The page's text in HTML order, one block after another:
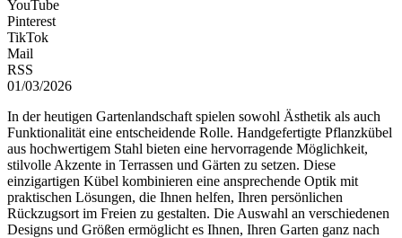
YouTube
Pinterest
TikTok
Mail
RSS
01/03/2026
In der heutigen Gartenlandschaft spielen sowohl Ästhetik als auch
Funktionalität eine entscheidende Rolle. Handgefertigte Pflanzkübel
aus hochwertigem Stahl bieten eine hervorragende Möglichkeit,
stilvolle Akzente in Terrassen und Gärten zu setzen. Diese
einzigartigen Kübel kombinieren eine ansprechende Optik mit
praktischen Lösungen, die Ihnen helfen, Ihren persönlichen
Rückzugsort im Freien zu gestalten. Die Auswahl an verschiedenen
Designs und Größen ermöglicht es Ihnen, Ihren Garten ganz nach